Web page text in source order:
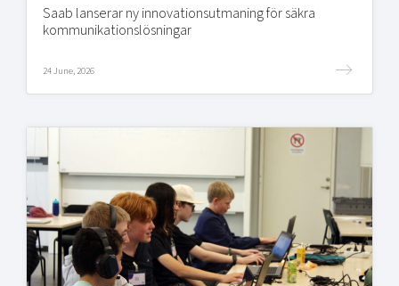
Saab lanserar ny innovationsutmaning för säkra
kommunikationslösningar
24 June, 2026